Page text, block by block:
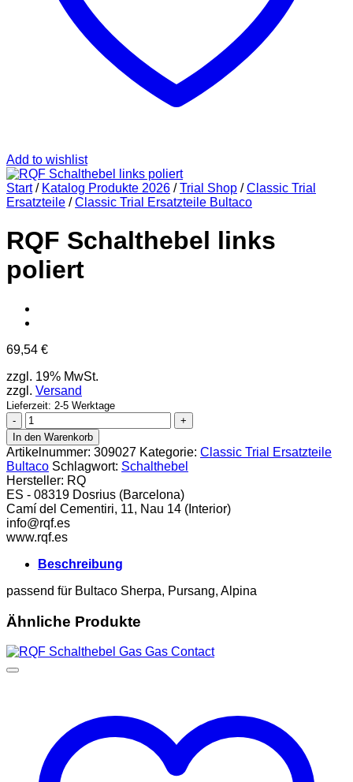
Add to wishlist
Start / Katalog Produkte 2026 / Trial Shop / Classic Trial
Ersatzteile / Classic Trial Ersatzteile Bultaco
RQF Schalthebel links
poliert
69,54 €
zzgl. 19% MwSt.
zzgl. Versand
Lieferzeit: 2-5 Werktage
RQF
Schalthebel
links
poliert
Menge
In den Warenkorb
Artikelnummer: 309027 Kategorie: Classic Trial Ersatzteile
Bultaco Schlagwort: Schalthebel
Hersteller: RQ
ES - 08319 Dosrius (Barcelona)
Camí del Cementiri, 11, Nau 14 (Interior)
info@rqf.es
www.rqf.es
Beschreibung
passend für Bultaco Sherpa, Pursang, Alpina
Ähnliche Produkte